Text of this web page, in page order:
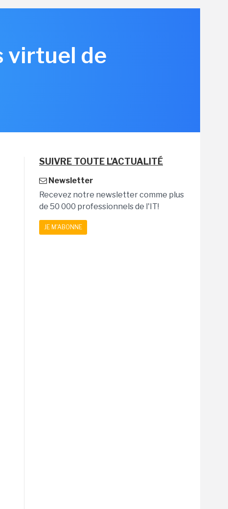
virtuel de
SUIVRE TOUTE L'ACTUALITÉ
Newsletter
Recevez notre newsletter comme plus
de 50 000 professionnels de l'IT!
JE M'ABONNE